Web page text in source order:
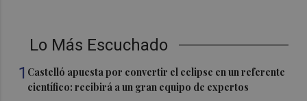
Lo Más Escuchado
1 Castelló apuesta por convertir el eclipse en un referente
científico: recibirá a un gran equipo de expertos